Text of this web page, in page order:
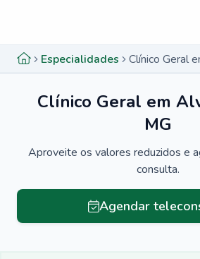
Especialidades
Clínico Geral em
MG
Aproveite os valores reduzidos e
consulta.
Agendar